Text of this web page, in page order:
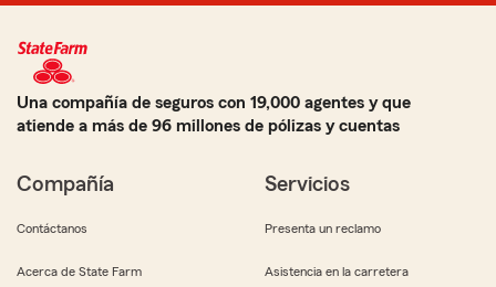
Una compañía de seguros con 19,000 agentes y que
atiende a más de 96 millones de pólizas y cuentas
Compañía
Contáctanos
Acerca de State Farm
Servicios
Presenta un reclamo
Asistencia en la carretera